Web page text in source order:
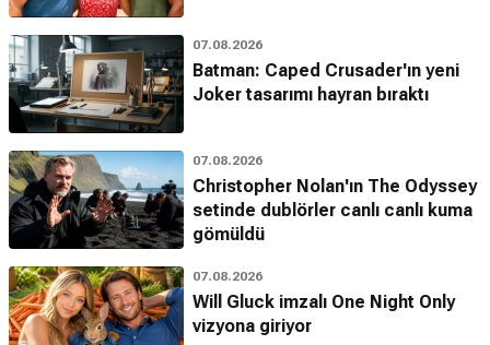
07.08.2026
Batman: Caped Crusader'ın yeni
Joker tasarımı hayran bıraktı
07.08.2026
Christopher Nolan'ın The Odyssey
setinde dublörler canlı canlı kuma
gömüldü
07.08.2026
Will Gluck imzalı One Night Only
vizyona giriyor